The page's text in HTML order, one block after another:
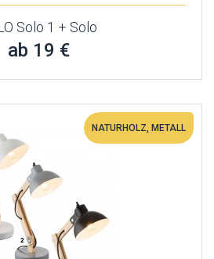
Solo 1 + Solo
ab 19 €
NATURHOLZ, METALL